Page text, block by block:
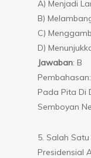
A) Menjadi
B)
C)
D)
Jawaban: B
Pada Pita Di
Semboyan
5. Salah
Presidensial